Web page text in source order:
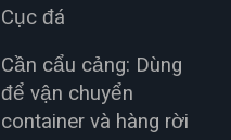
Cục đá
Cần cẩu cảng: Dùng
để vận chuyển
container và hàng rời